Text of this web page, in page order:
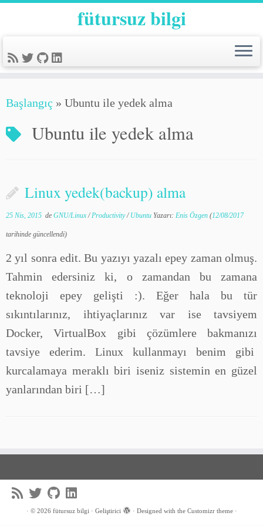
fütursuz bilgi
Başlangıç » Ubuntu ile yedek alma
Ubuntu ile yedek alma
Linux yedek(backup) alma
25 Nis, 2015 de GNU/Linux/Productivity/ Ubuntu Yazarı: Enis Özgen (12/08/2017
tarihinde güncellendi)
2 yıl sonra edit. Bu yazıyı yazalı epey zaman olmuş.
Tahmin edersiniz ki, o zamandan bu zamana
teknoloji epey gelişti :). Eğer hala bu tür
sıkıntılarınız, ihtiyaçlarınız var ise tavsiyem
Docker, VirtualBox gibi çözümlere bakmanızı
tavsiye ederim. Linux kullanmayı benim gibi
kurcalamaya meraklı biri iseniz sistemin en güzel
yanlarından biri […]
· © 2026 fütursuz bilgi · Geliştirici · Designed with the Customizr theme·